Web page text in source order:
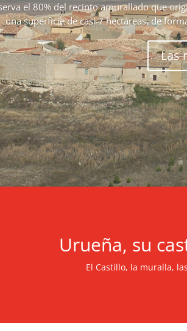
el 80% del recinto amurallado que
una superficie de casi 7 hectáreas, de
Las
Urueña, su
El Castillo, la muralla,